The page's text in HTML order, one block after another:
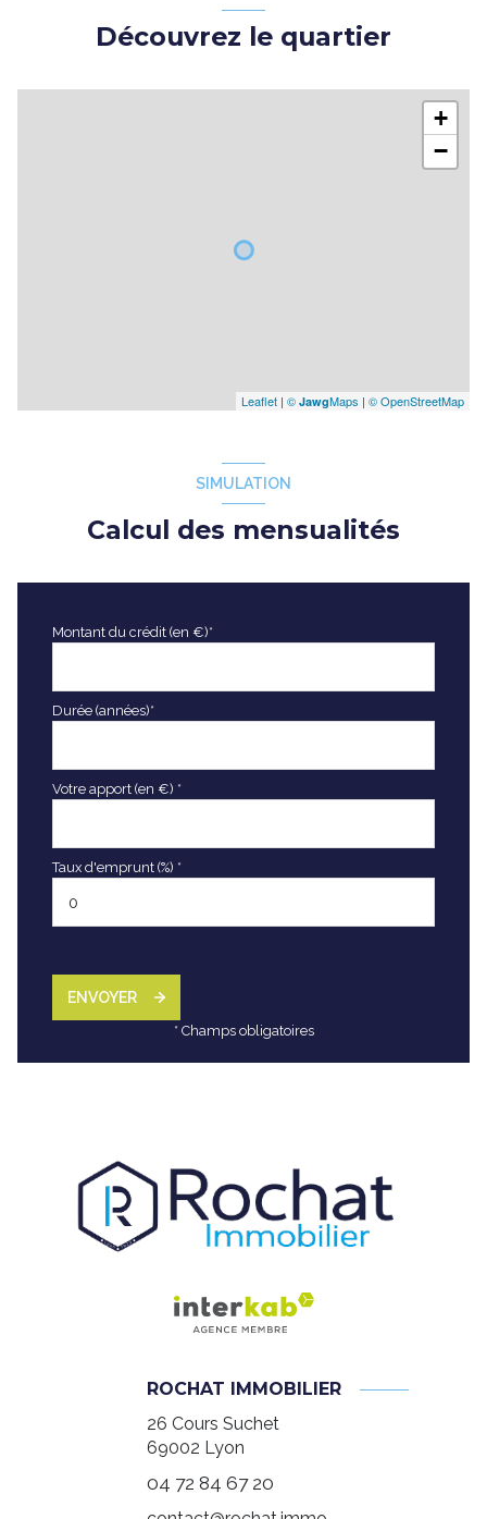
Découvrez le quartier
+
−
Leaflet | © JawgMaps | © OpenStreetMap
SIMULATION
Calcul des mensualités
Montant du crédit (en €)*
Durée (années)*
Votre apport (en €) *
Taux d'emprunt (%) *
ENVOYER
* Champs obligatoires
ROCHAT IMMOBILIER
26 Cours Suchet
69002 Lyon
04 72 84 67 20